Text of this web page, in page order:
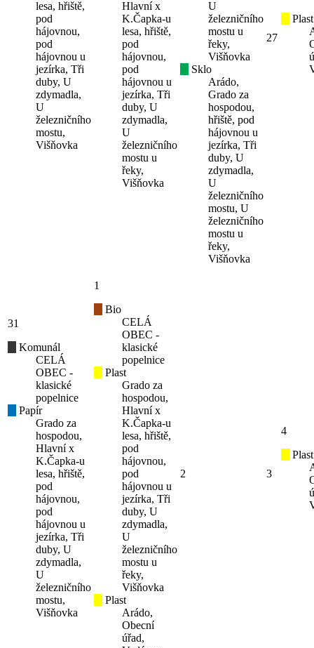
lesa, hřiště,
pod
hájovnou,
pod
hájovnou u
jezírka, Tři
duby, U
zdymadla,
U
železničního
mostu,
Višňovka
Hlavní x
K.Čapka-u
lesa, hřiště,
pod
hájovnou,
pod
hájovnou u
jezírka, Tři
duby, U
zdymadla,
U
železničního
mostu u
řeky,
Višňovka
U
železničního
mostu u
řeky,
Višňovka
Sklo
Arádo,
Grado za
hospodou,
hřiště, pod
hájovnou u
jezírka, Tři
duby, U
zdymadla,
U
železničního
mostu, U
železničního
mostu u
řeky,
Višňovka
27
Plast
31
Komunál
CELÁ
OBEC -
klasické
popelnice
Papír
Grado za
hospodou,
Hlavní x
K.Čapka-u
lesa, hřiště,
pod
hájovnou,
pod
hájovnou u
jezírka, Tři
duby, U
zdymadla,
U
železničního
mostu,
Višňovka
1
Bio
CELÁ
OBEC -
klasické
popelnice
Plast
Grado za
hospodou,
Hlavní x
K.Čapka-u
lesa, hřiště,
pod
hájovnou,
pod
hájovnou u
jezírka, Tři
duby, U
zdymadla,
U
železničního
mostu u
řeky,
Višňovka
Plast
Arádo,
Obecní
úřad,
2 3
4
Plast